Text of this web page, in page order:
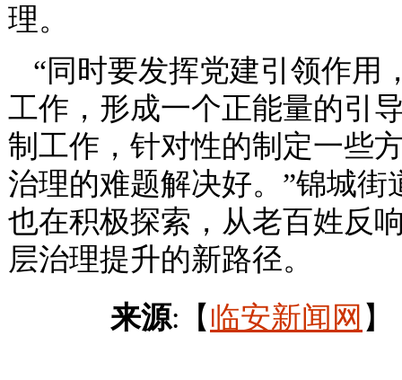
理。
“同时要发挥党建引领作用
工作，形成一个正能量的引
制工作，针对性的制定一些
治理的难题解决好。”锦城
也在积极探索，从老百姓反
层治理提升的新路径。
来源:【 临安新闻网